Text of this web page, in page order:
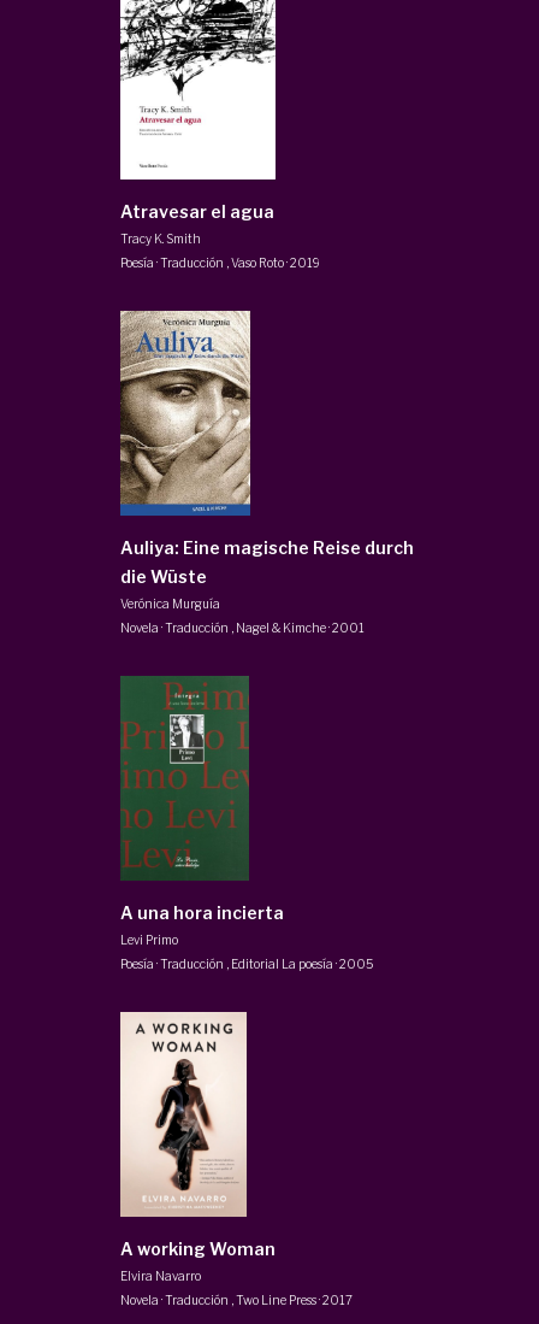
Atravesar el agua
Tracy K. Smith
Poesía · Traducción Vaso Roto·2019
Auliya: Eine magische Reise durch
die Wüste
Verónica Murguía
Novela · Traducción
Nagel & Kimche·2001
A una hora incierta
Levi Primo
Poesía · Traducción
Editorial La poesía ·2005
A working Woman
Elvira Navarro
Novela · Traducción Two Line Press·2017